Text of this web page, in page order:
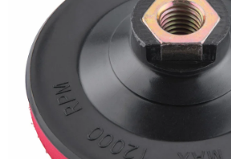
hviezdičiek.